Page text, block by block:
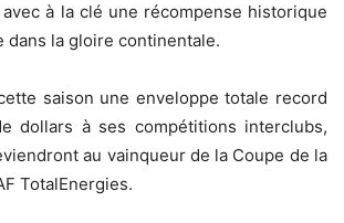
à la clé une récompense historique
dans la gloire continentale.
saison une enveloppe totale record
dollars à ses compétitions interclubs,
au vainqueur de la Coupe de la
TotalEnergies.